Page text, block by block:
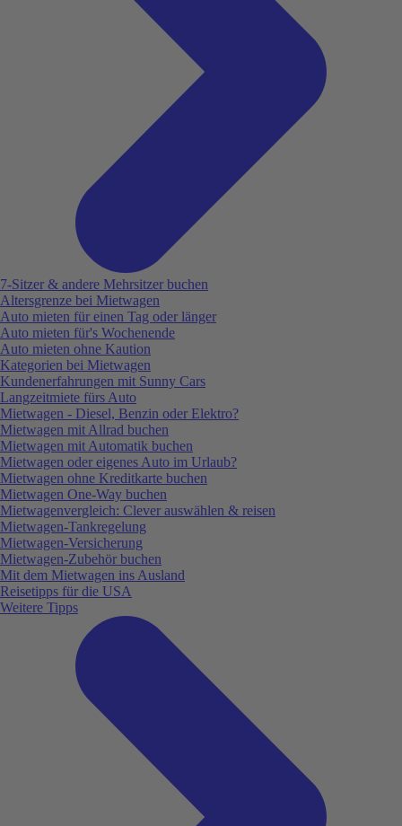
7-Sitzer & andere Mehrsitzer buchen
Altersgrenze bei Mietwagen
Auto mieten für einen Tag oder länger
Auto mieten für's Wochenende
Auto mieten ohne Kaution
Kategorien bei Mietwagen
Kundenerfahrungen mit Sunny Cars
Langzeitmiete fürs Auto
Mietwagen - Diesel, Benzin oder Elektro?
Mietwagen mit Allrad buchen
Mietwagen mit Automatik buchen
Mietwagen oder eigenes Auto im Urlaub?
Mietwagen ohne Kreditkarte buchen
Mietwagen One-Way buchen
Mietwagenvergleich: Clever auswählen & reisen
Mietwagen-Tankregelung
Mietwagen-Versicherung
Mietwagen-Zubehör buchen
Mit dem Mietwagen ins Ausland
Reisetipps für die USA
Weitere Tipps